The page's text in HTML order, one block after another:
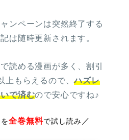
ンペーンは突然終了する
は随時更新されます。
読める漫画が多く、割引
上もらえるので、ハズレ
で済むので安心ですね♪
全巻無料で試し読み ／